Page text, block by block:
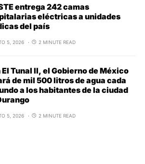
entrega 242 camas
eléctricas a unidades
del país
5, 2026 2 MINUTE READ
El Tunal II, el Gobierno de México
de mil 500 litros de agua cada
a los habitantes de la ciudad
5, 2026 2 MINUTE READ